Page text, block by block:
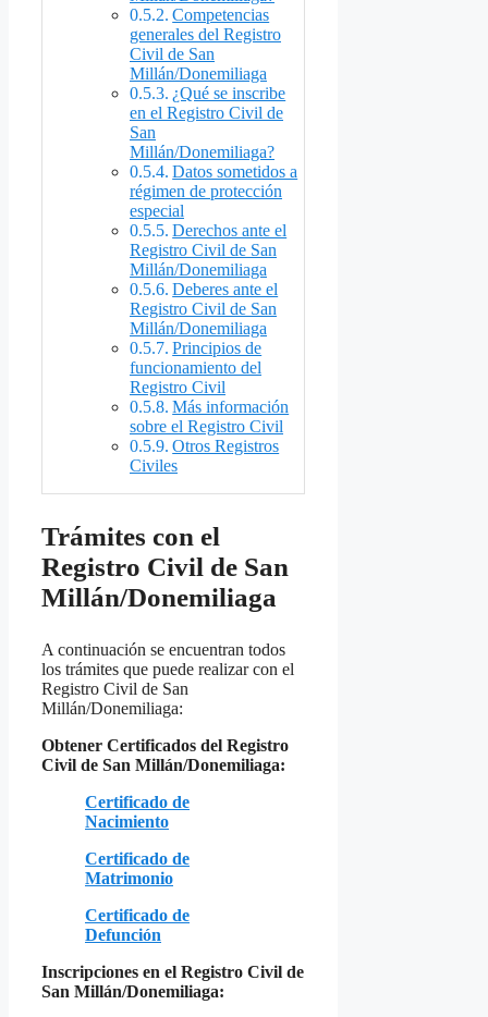
Competencias
generales del Registro
Civil de San
Millán/Donemiliaga
¿Qué se inscribe
en el Registro Civil de
San
Millán/Donemiliaga?
Datos sometidos a
régimen de protección
especial
Derechos ante el
Registro Civil de San
Millán/Donemiliaga
Deberes ante el
Registro Civil de San
Millán/Donemiliaga
Principios de
funcionamiento del
Registro Civil
Más información
sobre el Registro Civil
Otros Registros
Civiles
Trámites con el
Registro Civil de San
Millán/Donemiliaga
A continuación se encuentran todos
los trámites que puede realizar con el
Registro Civil de San
Millán/Donemiliaga:
Obtener Certificados del Registro
Civil de San Millán/Donemiliaga:
Certificado de
Nacimiento
Certificado de
Matrimonio
Certificado de
Defunción
Inscripciones en el Registro Civil de
San Millán/Donemiliaga: